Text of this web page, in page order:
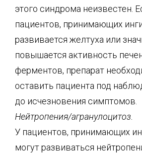
этого синдрома неизвестен.
пациентов, принимающих
развивается желтуха или
повышается активность
ферментов, препарат
оставить пациента под
до исчезновения симптомов.
Нейтропения/агранулоцитоз.
У пациентов, принимающих
могут развиваться